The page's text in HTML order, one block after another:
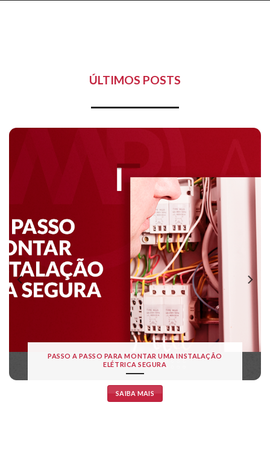
ÚLTIMOS POSTS
PASSO A PASSO PARA MONTAR UMA INSTALAÇÃO
ELÉTRICA SEGURA
SAIBA MAIS